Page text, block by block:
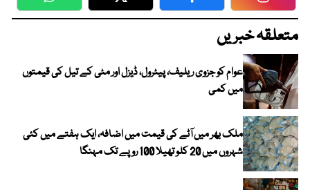
WhatsApp Twitter Facebook
متعلقہ خبریں
عوام کو جزوی ریلیف، پیٹرول، ڈیزل اور مٹی کے تیل کی قیمتوں
میں کمی
ملک بھر میں آٹے کی قیمت میں اضافہ، ایک ہفتے میں کئی
شہروں میں 20 کلو تھیلا 100 روپے تک مہنگا